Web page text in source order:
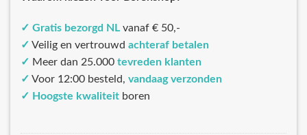
✓ Gratis bezorgd NL vanaf € 50,-
✓ Veilig en vertrouwd achteraf betalen
✓ Meer dan 25.000 tevreden klanten
✓ Voor 12:00 besteld, vandaag verzonden
✓ Hoogste kwaliteit boren